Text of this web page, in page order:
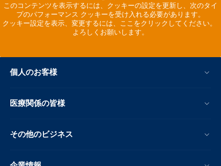
このコンテンツを表示するには、クッキーの設定を更新し、次のタイ
プのパフォーマンス クッキーを受け入れる必要があります。
クッキー設定を表示、変更するには、ここをクリックしてください。
よろしくお願いします。
個人のお客様
医療関係の皆様
その他のビジネス